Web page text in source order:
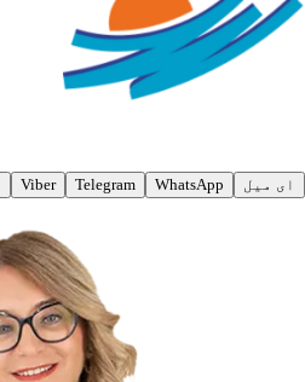
ای میل WhatsApp
Telegram
Viber